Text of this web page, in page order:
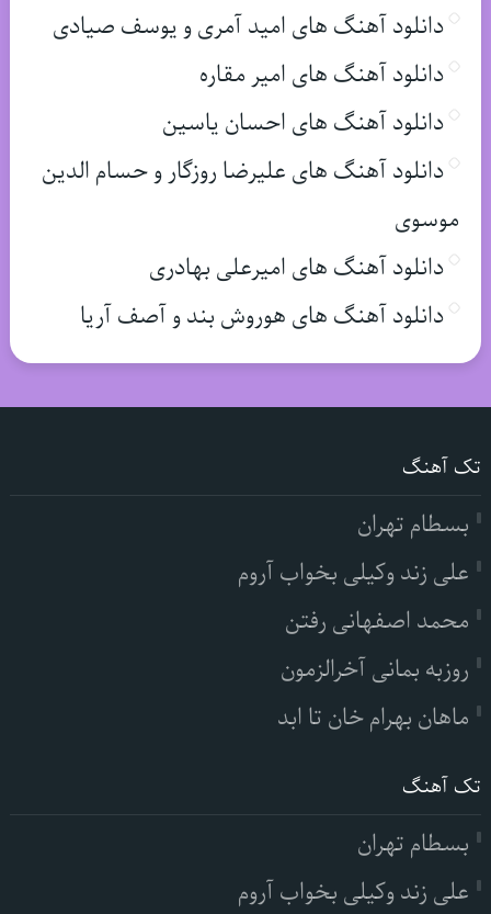
دانلود آهنگ های امید آمری و یوسف صیادی
دانلود آهنگ های امیر مقاره
دانلود آهنگ های احسان یاسین
دانلود آهنگ های علیرضا روزگار و حسام الدین
موسوی
دانلود آهنگ های امیرعلی بهادری
دانلود آهنگ های هوروش بند و آصف آریا
تک آهنگ
بسطام تهران
علی زند وکیلی بخواب آروم
محمد اصفهانی رفتن
روزبه بمانی آخرالزمون
ماهان بهرام خان تا ابد
تک آهنگ
بسطام تهران
علی زند وکیلی بخواب آروم